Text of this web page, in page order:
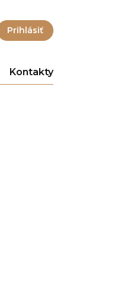
Prihlásiť
Kontakty